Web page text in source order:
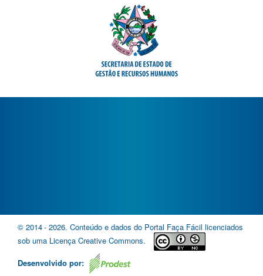
© 2014- 2026. Conteúdo e dados do Portal Faça Fácil licenciados
sob uma Licença Creative Commons.
Desenvolvido por: